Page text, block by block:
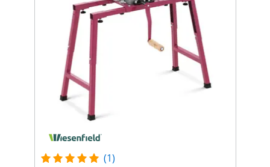
(1)